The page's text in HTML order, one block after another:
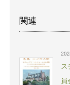
関連
ス
員